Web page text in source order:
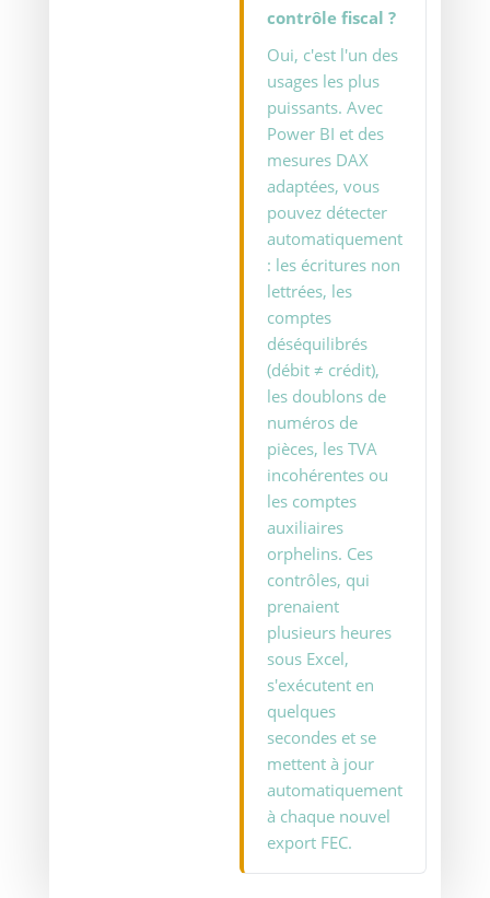
contrôle fiscal ?
Oui, c'est l'un des
usages les plus
puissants. Avec
Power BI et des
mesures DAX
adaptées, vous
pouvez détecter
automatiquement
: les écritures non
lettrées, les
comptes
déséquilibrés
(débit ≠ crédit),
les doublons de
numéros de
pièces, les TVA
incohérentes ou
les comptes
auxiliaires
orphelins. Ces
contrôles, qui
prenaient
plusieurs heures
sous Excel,
s'exécutent en
quelques
secondes et se
mettent à jour
automatiquement
à chaque nouvel
export FEC.